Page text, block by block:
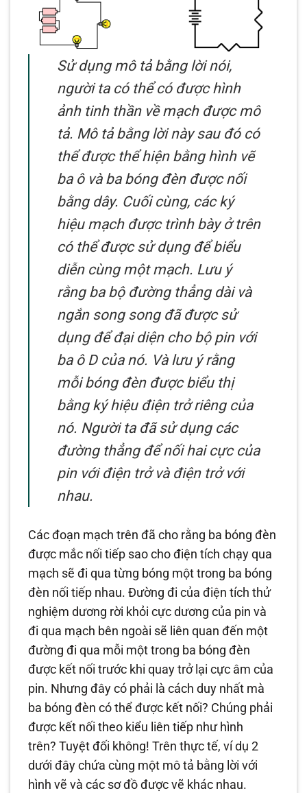
Sử dụng mô tả bằng lời nói,
người ta có thể có được hình
ảnh tinh thần về mạch được mô
tả. Mô tả bằng lời này sau đó có
thể được thể hiện bằng hình vẽ
ba ô và ba bóng đèn được nối
bằng dây. Cuối cùng, các ký
hiệu mạch được trình bày ở trên
có thể được sử dụng để biểu
diễn cùng một mạch. Lưu ý
rằng ba bộ đường thẳng dài và
ngắn song song đã được sử
dụng để đại diện cho bộ pin với
ba ô D của nó. Và lưu ý rằng
mỗi bóng đèn được biểu thị
bằng ký hiệu điện trở riêng của
nó. Người ta đã sử dụng các
đường thẳng để nối hai cực của
pin với điện trở và điện trở với
nhau.
Các đoạn mạch trên đã cho rằng ba bóng đèn
được mắc nối tiếp sao cho điện tích chạy qua
mạch sẽ đi qua từng bóng một trong ba bóng
đèn nối tiếp nhau. Đường đi của điện tích thử
nghiệm dương rời khỏi cực dương của pin và
đi qua mạch bên ngoài sẽ liên quan đến một
đường đi qua mỗi một trong ba bóng đèn
được kết nối trước khi quay trở lại cực âm của
pin. Nhưng đây có phải là cách duy nhất mà
ba bóng đèn có thể được kết nối? Chúng phải
được kết nối theo kiểu liên tiếp như hình
trên? Tuyệt đối không! Trên thực tế, ví dụ 2
dưới đây chứa cùng một mô tả bằng lời với
hình vẽ và các sơ đồ được vẽ khác nhau.